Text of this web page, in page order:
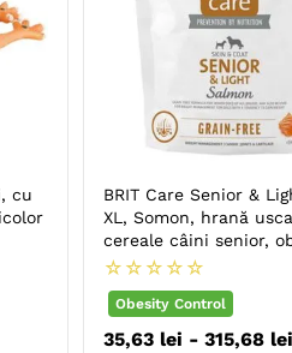
cu
BRIT Care Senior &
XL, Somon, hrană
cereale câini senior,
☆ ☆ ☆ ☆ ☆
Obesity Control
35,63 lei - 315,68 lei